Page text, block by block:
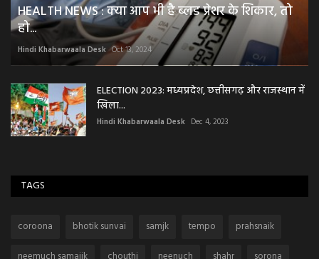
HEALTH NEWS : क्या आप भी है ब्लड प्रेशर के शिकार, तो
हो...
Hindi Khabarwaala Desk Oct 13, 2024
ELECTION 2023: मध्यप्रदेश, छत्तीसगढ़ और राजस्थान में
खिला...
Hindi Khabarwaala Desk Dec 4, 2023
TAGS
coroona bhotik sunvai samjk tempo
prahsnaik